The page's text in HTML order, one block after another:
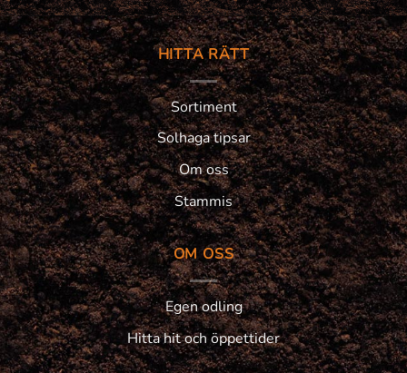
HITTA RÄTT
Sortiment
Solhaga tipsar
Om oss
Stammis
OM OSS
Egen odling
Hitta hit och öppettider